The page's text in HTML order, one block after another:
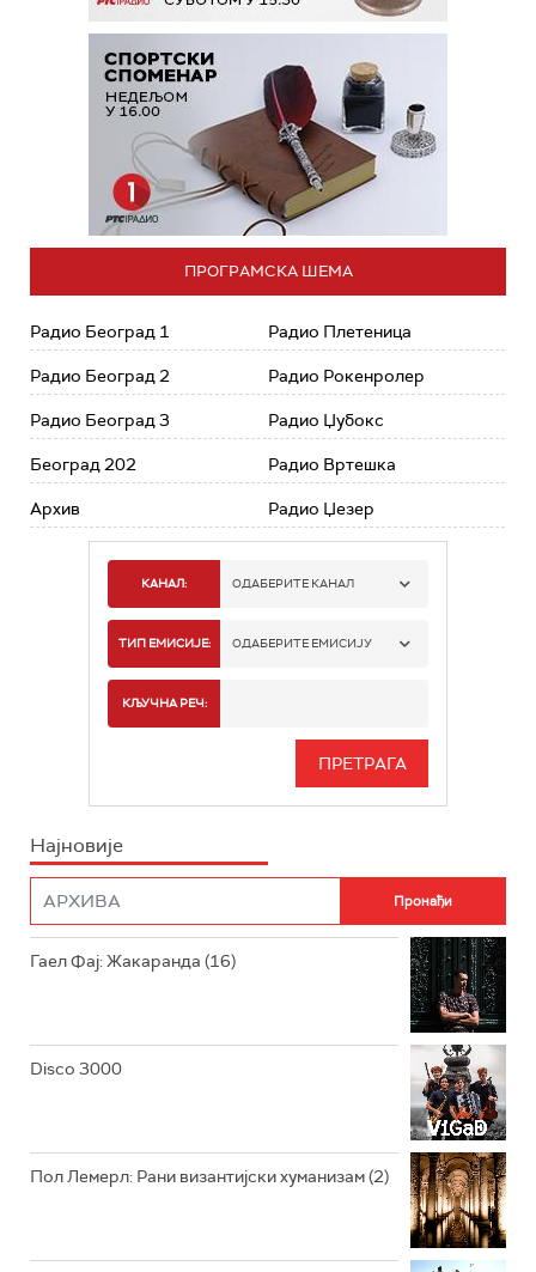
ПРОГРАМСКА ШЕМА
Радио Београд 1
Радио Београд 2
Радио Београд 3
Београд 202
Архив
Радио Плетеница
Радио Рокенролер
Радио Џубокс
Радио Вртешка
Радио Џезер
КАНАЛ: ОДАБЕРИТЕ КАНАЛ
РАДИО БЕОГРАД 1
РАДИО БЕОГРАД 3
РАДИО РОКЕНРОЛЕР
РАДИО ЏЕЗЕР
ТИП ЕМИСИЈЕ: ОДАБЕРИТЕ ЕМИСИЈУ
ИНФО
КЉУЧНА РЕЧ:
Најновије
Гаел Фај: Жакаранда (16)
Disco 3000
Пол Лемерл: Рани византијски хуманизам (2)